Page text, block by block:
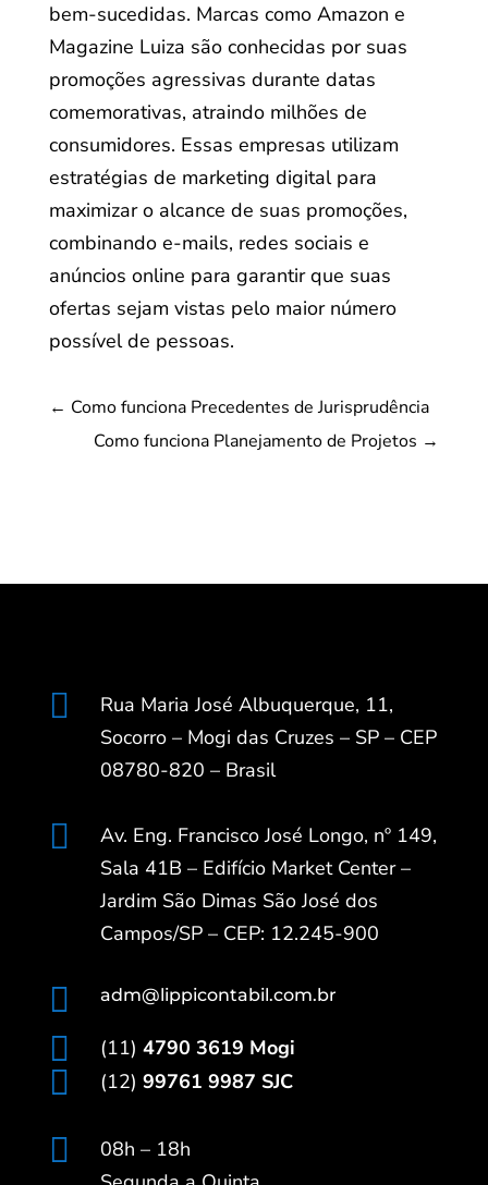
bem-sucedidas. Marcas como Amazon e
Magazine Luiza são conhecidas por suas
promoções agressivas durante datas
comemorativas, atraindo milhões de
consumidores. Essas empresas utilizam
estratégias de marketing digital para
maximizar o alcance de suas promoções,
combinando e-mails, redes sociais e
anúncios online para garantir que suas
ofertas sejam vistas pelo maior número
possível de pessoas.
← Como funciona Precedentes de Jurisprudência
Como funciona Planejamento de Projetos →

Rua Maria José Albuquerque, 11,
Socorro – Mogi das Cruzes – SP – CEP
08780-820 – Brasil

Av. Eng. Francisco José Longo, nº 149,
Sala 41B – Edifício Market Center –
Jardim São Dimas São José dos
Campos/SP – CEP: 12.245-900
 adm@lippicontabil.com.br
 (11) 4790 3619 Mogi
 (12) 99761 9987 SJC

08h – 18h